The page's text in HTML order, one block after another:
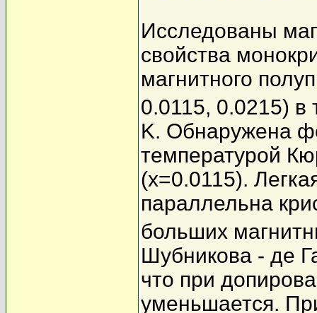
Исследованы
свойства
магнитного
0.0115, 0.0215) в
K. Обнаружена
температурой
(x=0.0115).
параллельна
больших
Шубникова - де
что при
уменьшается.